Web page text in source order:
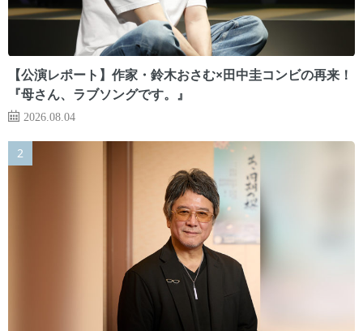
【公演レポート】作家・鈴木おさむ×田中圭コンビの再来！
『母さん、ラブソングです。』
2026.08.04